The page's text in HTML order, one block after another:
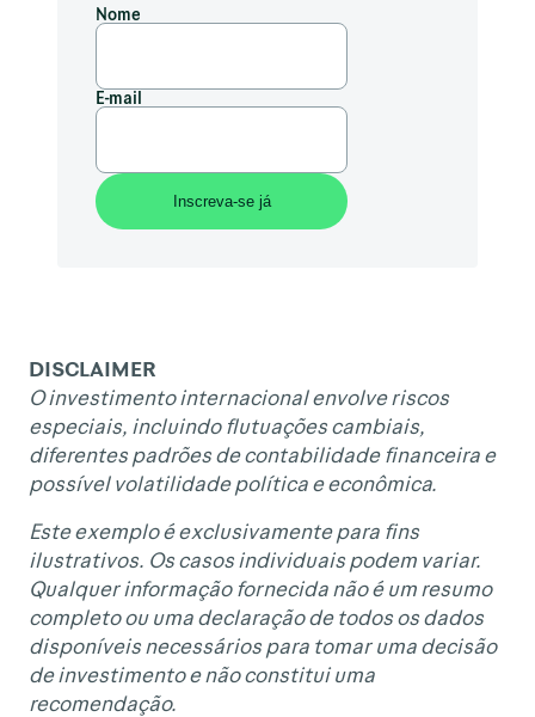
Nome
E-mail
DISCLAIMER
O investimento internacional envolve riscos
especiais, incluindo flutuações cambiais,
diferentes padrões de contabilidade financeira e
possível volatilidade política e econômica.
Este exemplo é exclusivamente para fins
ilustrativos. Os casos individuais podem variar.
Qualquer informação fornecida não é um resumo
completo ou uma declaração de todos os dados
disponíveis necessários para tomar uma decisão
de investimento e não constitui uma
recomendação.